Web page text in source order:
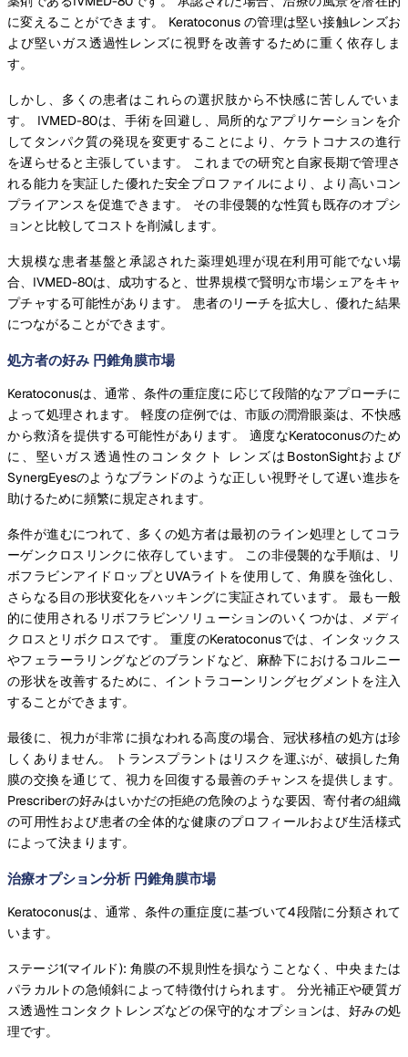
に変えることができます。 Keratoconus の管理は堅い接触レンズお
よび堅いガス透過性レンズに視野を改善するために重く依存しま
す。
しかし、多くの患者はこれらの選択肢から不快感に苦しんでいま
す。 IVMED-80は、手術を回避し、局所的なアプリケーションを介
してタンパク質の発現を変更することにより、ケラトコナスの進行
を遅らせると主張しています。 これまでの研究と自家長期で管理さ
れる能力を実証した優れた安全プロファイルにより、より高いコン
プライアンスを促進できます。 その非侵襲的な性質も既存のオプシ
ョンと比較してコストを削減します。
大規模な患者基盤と承認された薬理処理が現在利用可能でない場
合、IVMED-80は、成功すると、世界規模で賢明な市場シェアをキャ
プチャする可能性があります。 患者のリーチを拡大し、優れた結果
につながることができます。
処方者の好み 円錐角膜市場
Keratoconusは、通常、条件の重症度に応じて段階的なアプローチに
よって処理されます。 軽度の症例では、市販の潤滑眼薬は、不快感
から救済を提供する可能性があります。 適度なKeratoconusのため
に、堅いガス透過性のコンタクト レンズはBostonSightおよび
SynergEyesのようなブランドのような正しい視野そして遅い進歩を
助けるために頻繁に規定されます。
条件が進むにつれて、多くの処方者は最初のライン処理としてコラ
ーゲンクロスリンクに依存しています。 この非侵襲的な手順は、リ
ボフラビンアイドロップとUVAライトを使用して、角膜を強化し、
さらなる目の形状変化をハッキングに実証されています。 最も一般
的に使用されるリボフラビンソリューションのいくつかは、メディ
クロスとリボクロスです。 重度のKeratoconusでは、インタックス
やフェラーラリングなどのブランドなど、麻酔下におけるコルニー
の形状を改善するために、イントラコーンリングセグメントを注入
することができます。
最後に、視力が非常に損なわれる高度の場合、冠状移植の処方は珍
しくありません。 トランスプラントはリスクを運ぶが、破損した角
膜の交換を通じて、視力を回復する最善のチャンスを提供します。
Prescriberの好みはいかだの拒絶の危険のような要因、寄付者の組織
の可用性および患者の全体的な健康のプロフィールおよび生活様式
によって決まります。
治療オプション分析 円錐角膜市場
Keratoconusは、通常、条件の重症度に基づいて4段階に分類されて
います。
ステージ1(マイルド): 角膜の不規則性を損なうことなく、中央または
パラカルトの急傾斜によって特徴付けられます。 分光補正や硬質ガ
ス透過性コンタクトレンズなどの保守的なオプションは、好みの処
理です。